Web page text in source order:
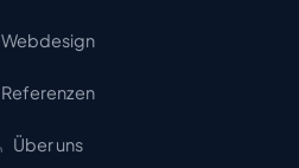
Webdesign
Referenzen
Über uns